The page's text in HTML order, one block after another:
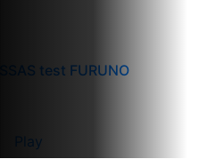
SSAS test FURUNO
Play